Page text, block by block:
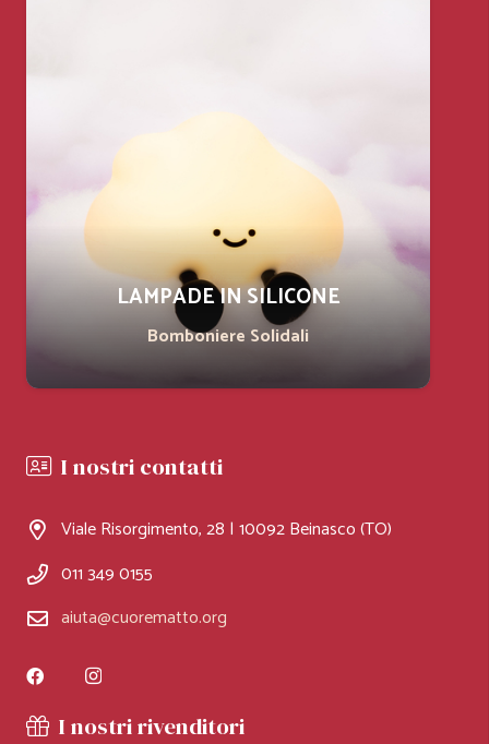
LAMPADE IN SILICONE
Bomboniere Solidali
I nostri contatti
Viale Risorgimento, 28 | 10092 Beinasco (TO)
011 349 0155
aiuta@cuorematto.org
I nostri rivenditori